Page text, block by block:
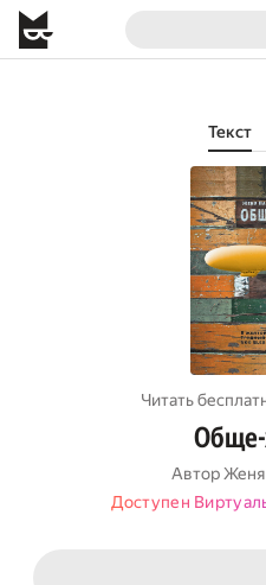
Текст
Читать
Автор Женя
Доступен